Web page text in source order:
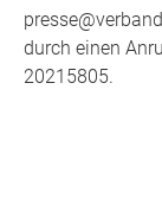
durch einen
20215805.